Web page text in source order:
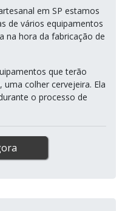
em SP estamos
de vários equipamentos
na hora da fabricação de
que terão
colher cervejeira. Ela
o processo de